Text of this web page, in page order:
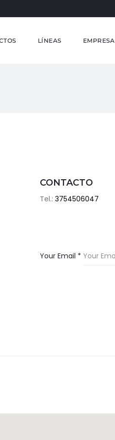
LÍNEAS EMPRESA
CONTACTO
Tel.: 3754506047
Your Email *